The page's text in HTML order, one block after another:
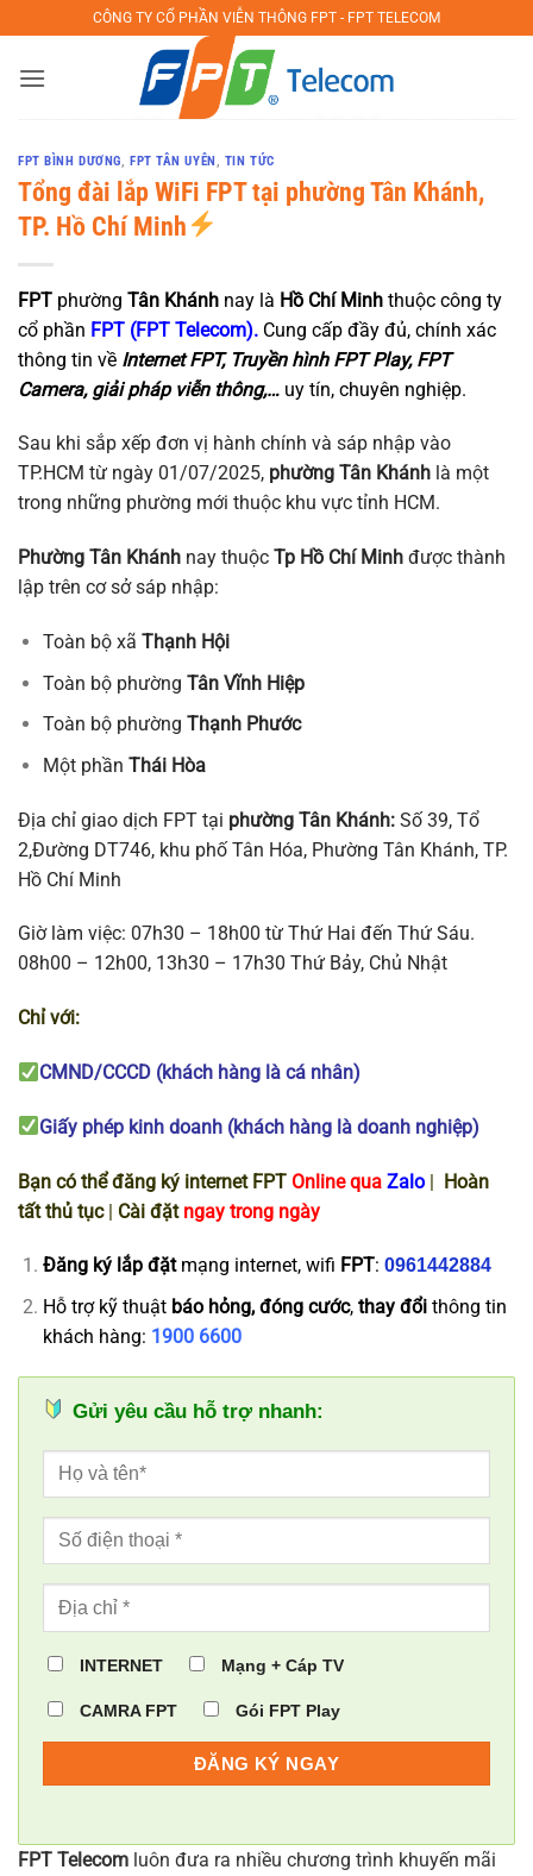
qua
nội
CÔNG TY CỔ PHẦN VIỄN THÔNG FPT - FPT TELECOM
FPT BÌNH DƯƠNG, FPT TÂN UYÊN, TIN TỨC
Tổng đài lắp WiFi FPT tại phường Tân Khánh,
TP. Hồ Chí Minh
FPT phường Tân Khánh nay là Hồ Chí Minh thuộc công ty
cổ phần FPT (FPT Telecom). Cung cấp đầy đủ, chính xác
thông tin về Internet FPT, Truyền hình FPT Play, FPT
Camera, giải pháp viễn thông,… uy tín, chuyên nghiệp.
Sau khi sắp xếp đơn vị hành chính và sáp nhập vào
TP.HCM từ ngày 01/07/2025, phường Tân Khánh là một
trong những phường mới thuộc khu vực tỉnh HCM.
Phường Tân Khánh nay thuộc Tp Hồ Chí Minh được thành
lập trên cơ sở sáp nhập:
Toàn bộ xã Thạnh Hội
Toàn bộ phường Tân Vĩnh Hiệp
Toàn bộ phường Thạnh Phước
Một phần Thái Hòa
Địa chỉ giao dịch FPT tại phường Tân Khánh: Số 39, Tổ
2,Đường DT746, khu phố Tân Hóa, Phường Tân Khánh, TP.
Hồ Chí Minh
Giờ làm việc: 07h30 – 18h00 từ Thứ Hai đến Thứ Sáu.
08h00 – 12h00, 13h30 – 17h30 Thứ Bảy, Chủ Nhật
Chỉ với:
CMND/CCCD (khách hàng là cá nhân)
Giấy phép kinh doanh (khách hàng là doanh nghiệp)
Bạn có thể đăng ký internet FPT Online qua Zalo | Hoàn
tất thủ tục| Cài đặt ngay trong ngày
Đăng ký lắp đặt mạng internet, wifi FPT: 0961442884
Hỗ trợ kỹ thuật báo hỏng, đóng cước, thay đổithông tin
khách hàng: 1900 6600
Gửi yêu cầu hỗ trợ nhanh:
INTERNET Mạng + Cáp TV
CAMRA FPT Gói FPT Play
FPT Telecom luôn đưa ra nhiều chương trình khuyến mãi